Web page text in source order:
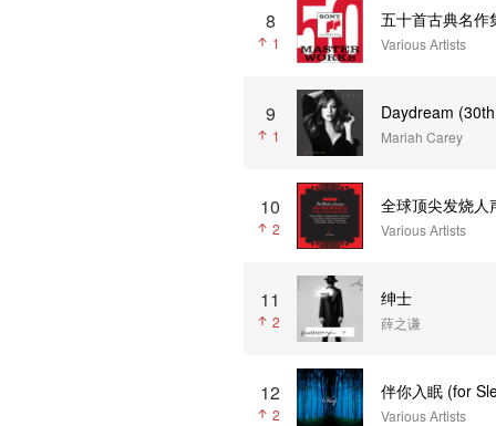
8
1
五十首古典名
Various Artists
9
1
Daydream
Mariah Carey
10
2
全球顶尖发烧人
Various Artists
11
2
绅士
薛之谦
12
2
伴你入眠 (for
Various Artists